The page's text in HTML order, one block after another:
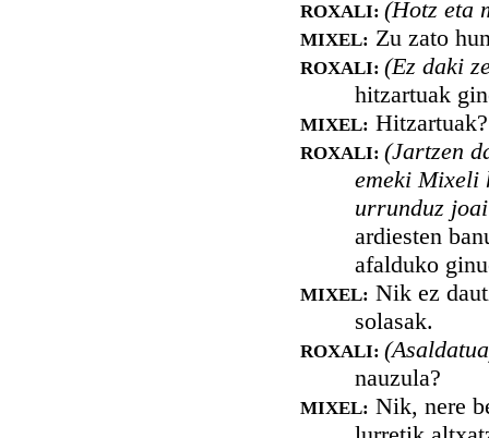
ROXALI: (Hotz eta
MIXEL: Zu zato
ROXALI: (Ez daki
hitzartuak
MIXEL:
ROXALI: (Jartzen
emeki Mixeli
urrunduz
ardiesten
afalduko
MIXEL: Nik ez
solasak.
ROXALI:
nauzula?
MIXEL: Nik, nere